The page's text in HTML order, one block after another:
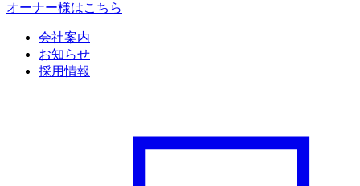
オーナー様はこちら
会社案内
お知らせ
採用情報